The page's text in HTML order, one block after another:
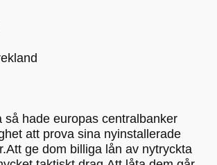
så hade europas centralbanker
att prova sina nyinstallerade
ge dom billiga lån av nytryckta